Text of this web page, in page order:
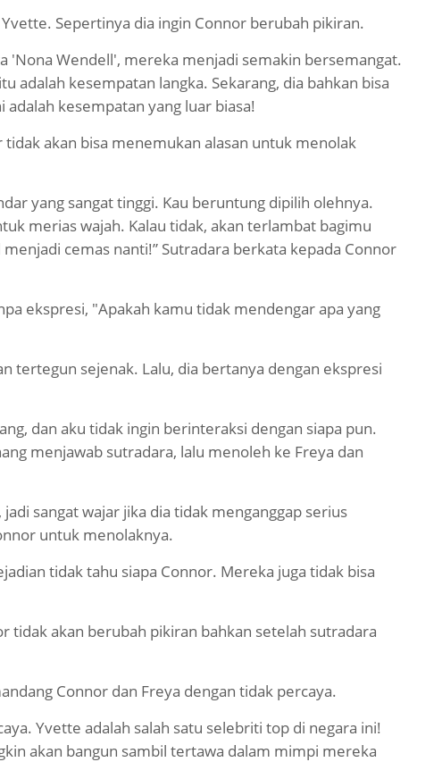
Sepertinya dia ingin Connor berubah pikiran.
'Nona Wendell', mereka menjadi semakin bersemangat.
adalah kesempatan langka. Sekarang, dia bahkan bisa
kesempatan yang luar biasa!
akan bisa menemukan alasan untuk menolak
yang sangat tinggi. Kau beruntung dipilih olehnya.
merias wajah. Kalau tidak, akan terlambat bagimu
cemas nanti!” Sutradara berkata kepada Connor
ekspresi, "Apakah kamu tidak mendengar apa yang
tertegun sejenak. Lalu, dia bertanya dengan ekspresi
dan aku tidak ingin berinteraksi dengan siapa pun.
menjawab sutradara, lalu menoleh ke Freya dan
sangat wajar jika dia tidak menganggap serius
untuk menolaknya.
tidak tahu siapa Connor. Mereka juga tidak bisa
tidak akan berubah pikiran bahkan setelah sutradara
Connor dan Freya dengan tidak percaya.
Yvette adalah salah satu selebriti top di negara ini!
akan bangun sambil tertawa dalam mimpi mereka